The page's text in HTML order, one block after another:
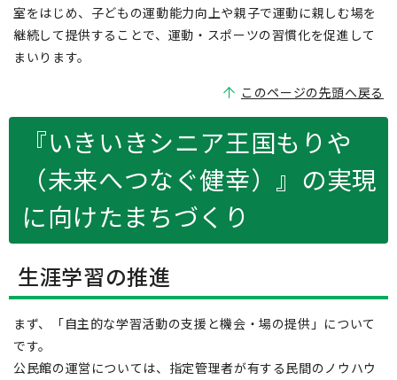
室をはじめ、子どもの運動能力向上や親子で運動に親しむ場を
継続して提供することで、運動・スポーツの習慣化を促進して
まいります。
このページの先頭へ戻る
『いきいきシニア王国もりや
（未来へつなぐ健幸）』の実現
に向けたまちづくり
生涯学習の推進
まず、「自主的な学習活動の支援と機会・場の提供」について
です。
公民館の運営については、指定管理者が有する民間のノウハウ